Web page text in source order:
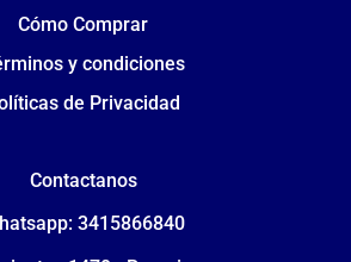
Cómo Comprar
y condiciones
de Privacidad
Contactanos
3415866840